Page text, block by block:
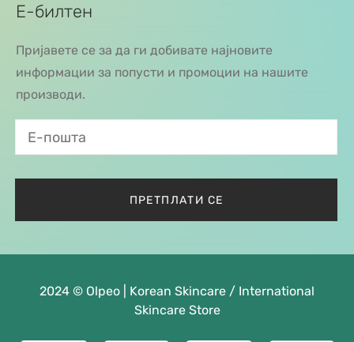
Е-билтен
Пријавете се за да ги добивате најновите
информации за попусти и промоции на нашите
производи.
2024 © Olpeo | Korean Skincare / International
Skincare Store